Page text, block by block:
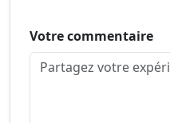
Votre commentaire